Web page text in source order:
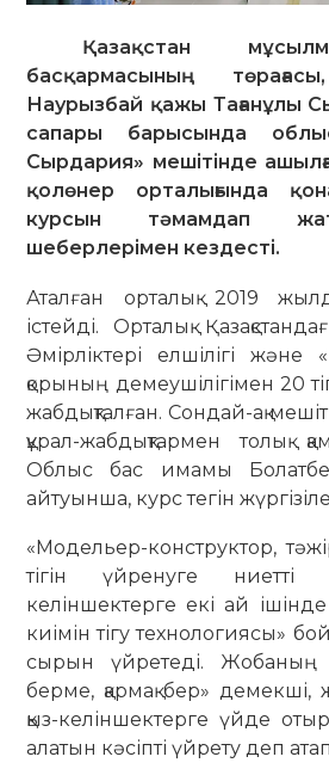
Қазақстан
басқармасының
Наурызбай қажы Тағанұлы
сапары барысында
Сырдария» мешітінде
қолөнер орталығында
курсын тәмамдап
шеберлерімен кездесті.
Аталған орталық 2019
істейді. Орталық
Әмірліктері елшілігі және
қорының демеушілігімен 20
жабдықталған. Сондай-ақ
құрал-жабдықтармен толық
Облыс бас имамы
айтуынша, курс тегін
«Модельер-конструктор,
тігін үйренуге ниетті
келіншектерге екі ай
киімін тігу технологиясы»
сырын үйретеді. Жобаның
берме, қармақ бер»
қыз-келіншектерге үйде
алатын кәсіпті үйрету деп